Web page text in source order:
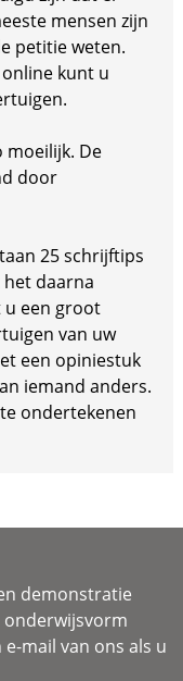
mensen zijn
petitie weten.
kunt u
moeilijk. De
door
25 schrijftips
daarna
u een groot
van uw
een opiniestuk
iemand anders.
ondertekenen
demonstratie
onderwijsvorm
mail van ons als u